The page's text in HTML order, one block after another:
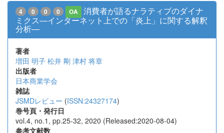
4 0 0 0 OA
消費者が語るナラティブのダイナ
ミクス―インターネット上での「炎上」に関する解釈
分析―
著者
増田 明子 松井 剛 津村 将章
出版者
日本商業学会
雑誌
JSMDレビュー (ISSN:24327174)
巻号頁・発行日
vol.4, no.1, pp.25-32, 2020 (Released:2020-08-04)
参考文献数